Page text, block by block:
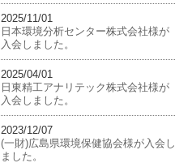
2025/11/01
日本環境分析センター株式会社様が
入会しました。
2025/04/01
日東精工アナリテック株式会社様が
入会しました。
2023/12/07
(一財)広島県環境保健協会様が入会し
ました。